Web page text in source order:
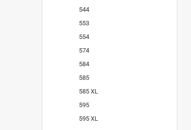
544
553
554
574
584
585
585 XL
595
595 XL